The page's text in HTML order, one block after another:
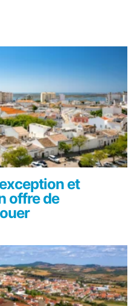
et
offre de